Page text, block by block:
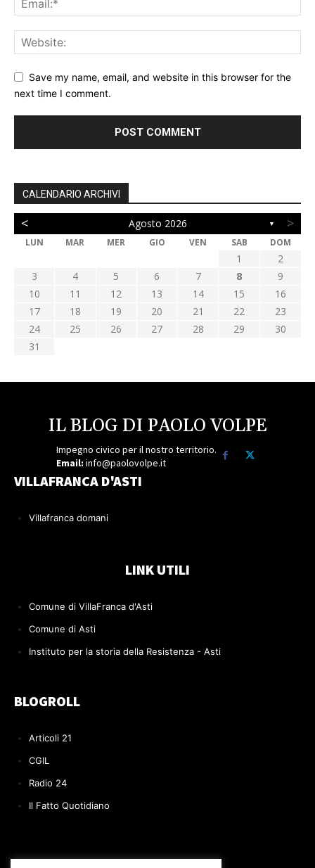
Save my name, email, and website in this browser for the
next time I comment.
CALENDARIO ARCHIVI
< Agosto 2026 ▼ >
LUN MAR MER GIO VEN SAB DOM
1
2
3
4 5 6 7 8
9
10
11 12 13 14 15
16
17
18 19 20 21 22
23
24
25 26 27 28 29
30
31
IL BLOG DI PAOLO VOLPE
Impegno civico per il nostro territorio.
Email: info@paolovolpe.it
VILLAFRANCA D'ASTI
Villafranca domani
LINK UTILI
Comune di VillaFranca d'Asti
Comune di Asti
Instituto per la storia della Resistenza - Asti
BLOGROLL
Articoli 21
CGIL
Radio 24
Il Fatto Quotidiano